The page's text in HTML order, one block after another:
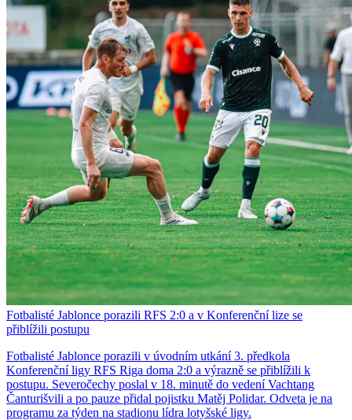
Fotbalisté Jablonce porazili RFS 2:0 a v Konferenční lize se
přiblížili postupu
Fotbalisté Jablonce porazili v úvodním utkání 3. předkola
Konferenční ligy RFS Riga doma 2:0 a výrazně se přiblížili k
postupu. Severočechy poslal v 18. minutě do vedení Vachtang
Čanturišvili a po pauze přidal pojistku Matěj Polidar. Odveta je na
programu za týden na stadionu lídra lotyšské ligy.